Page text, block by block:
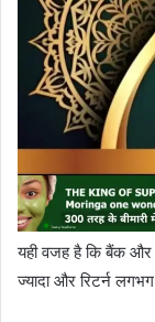
यही वजह है कि बैंक और
ज्यादा और रिटर्न